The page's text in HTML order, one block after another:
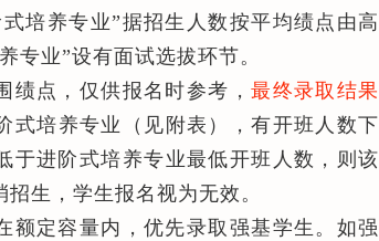
培养专业”据招生人数按平均绩点由高
专业”设有面试选拔环节。
绩点，仅供报名时参考，最终录取结果
式培养专业（见附表），有开班人数下
于进阶式培养专业最低开班人数，则该
生，学生报名视为无效。
额定容量内，优先录取强基学生。如强